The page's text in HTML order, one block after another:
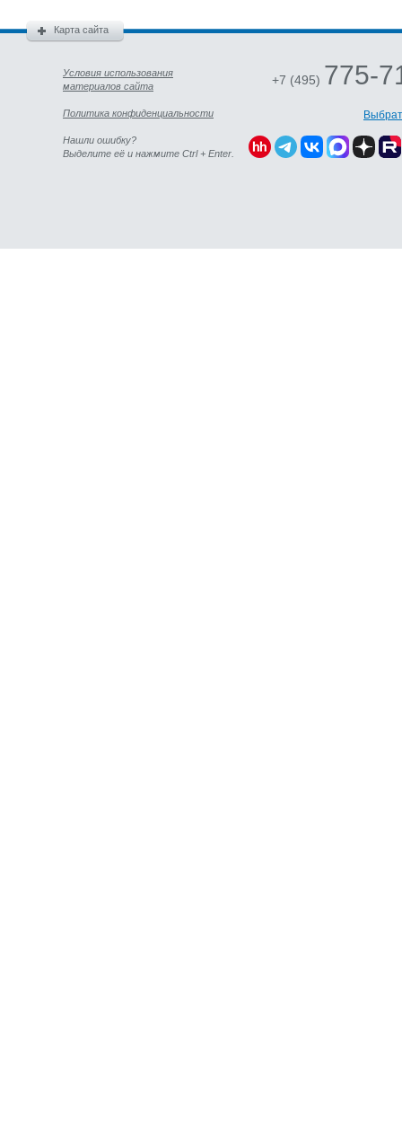
Карта сайта
Условия использования
материалов сайта
Политика конфиденциальности
Нашли ошибку?
Выделите её и нажмите Ctrl + Enter.
+7 (495) 775-